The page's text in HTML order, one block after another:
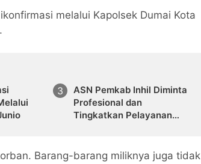
melalui Kapolsek Dumai Kota
ASN Pemkab Inhil Diminta
Profesional dan
Tingkatkan Pelayanan
Barang-barang miliknya juga tidak